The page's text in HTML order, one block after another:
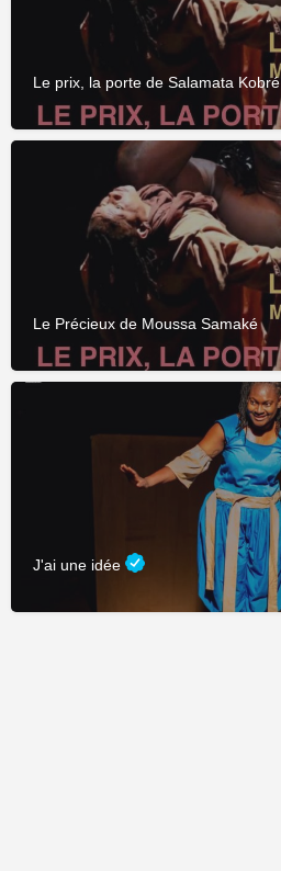
Le prix, la porte de Salamata Kobré
Le Précieux de Moussa Samaké
J'ai une idée